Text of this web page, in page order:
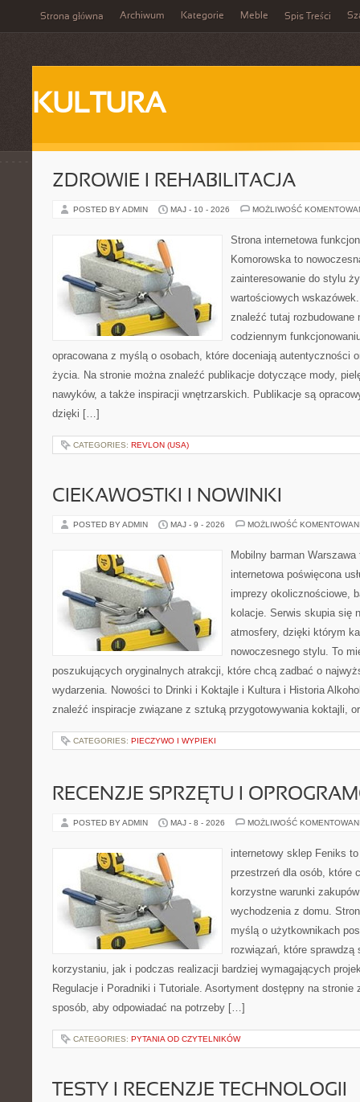
Strona główna Archiwum Kategorie Meble Spis Treści
KULTURA
ZDROWIE I REHABILITACJA
POSTED BY ADMIN MAJ - 10 - 2026 MOŻLIWOŚĆ
Strona internetowa
Komorowska to
zainteresowanie do stylu
wartościowych
znaleźć tutaj rozbudowane
codziennym
opracowana z myślą o osobach, które doceniają autentyczności
życia. Na stronie można znaleźć publikacje dotyczące mody,
nawyków, a także inspiracji wnętrzarskich. Publikacje są
dzięki […]
CATEGORIES: REVLON (USA)
CIEKAWOSTKI I NOWINKI
POSTED BY ADMIN MAJ - 9 - 2026 MOŻLIWOŚĆ
Mobilny barman
internetowa poświęcona
imprezy okolicznościowe,
kolacje. Serwis skupia się
atmosfery, dzięki którym
nowoczesnego stylu. To
poszukujących oryginalnych atrakcji, które chcą zadbać o
wydarzenia. Nowości to Drinki i Koktajle i Kultura i Historia
znaleźć inspiracje związane z sztuką przygotowywania koktajli,
CATEGORIES: PIECZYWO I WYPIEKI
RECENZJE SPRZĘTU I
POSTED BY ADMIN MAJ - 8 - 2026 MOŻLIWOŚĆ
internetowy sklep Feniks
przestrzeń dla osób, które
korzystne warunki
wychodzenia z domu.
myślą o użytkownikach
rozwiązań, które sprawdzą
korzystaniu, jak i podczas realizacji bardziej wymagających
Regulacje i Poradniki i Tutoriale. Asortyment dostępny na stronie
sposób, aby odpowiadać na potrzeby […]
CATEGORIES: PYTANIA OD CZYTELNIKÓW
TESTY I RECENZJE TECHNOLOGII